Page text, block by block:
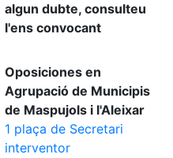
algun dubte, consulteu
l'ens convocant
Oposiciones en
Agrupació de Municipis
de Maspujols i l'Aleixar
1 plaça de Secretari
interventor